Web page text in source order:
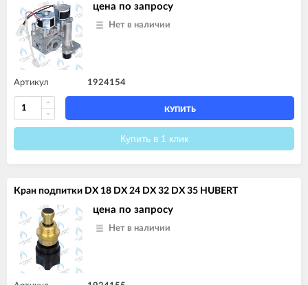
цена по запросу
Нет в наличии
Артикул 1924154
КУПИТЬ
Купить в 1 клик
Кран подпитки DX 18 DX 24 DX 32 DX 35 HUBERT
цена по запросу
Нет в наличии